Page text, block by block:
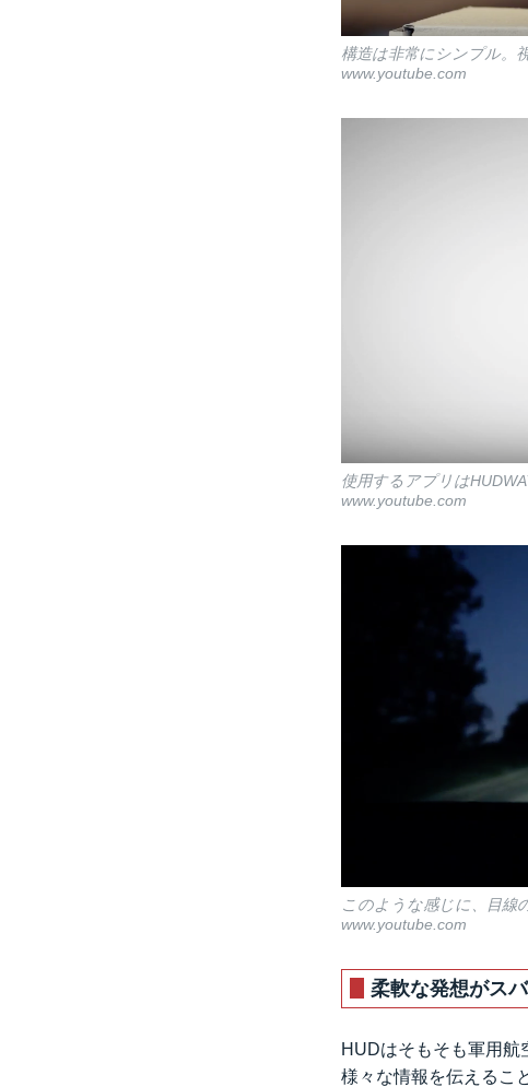
構造は非常にシンプル。
www.youtube.com
使用するアプリは
www.youtube.com
このような感じに、目線
www.youtube.com
柔軟な発想がス
HUDはそもそも軍用航
様々な情報を伝えるこ